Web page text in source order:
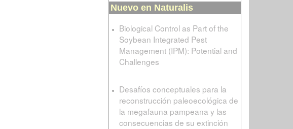
Nuevo en Naturalis
Biological Control as Part of the
Soybean Integrated Pest
Management (IPM): Potential and
Challenges
Desafíos conceptuales para la
reconstrucción paleoecológica de
la megafauna pampeana y las
consecuencias de su extinción